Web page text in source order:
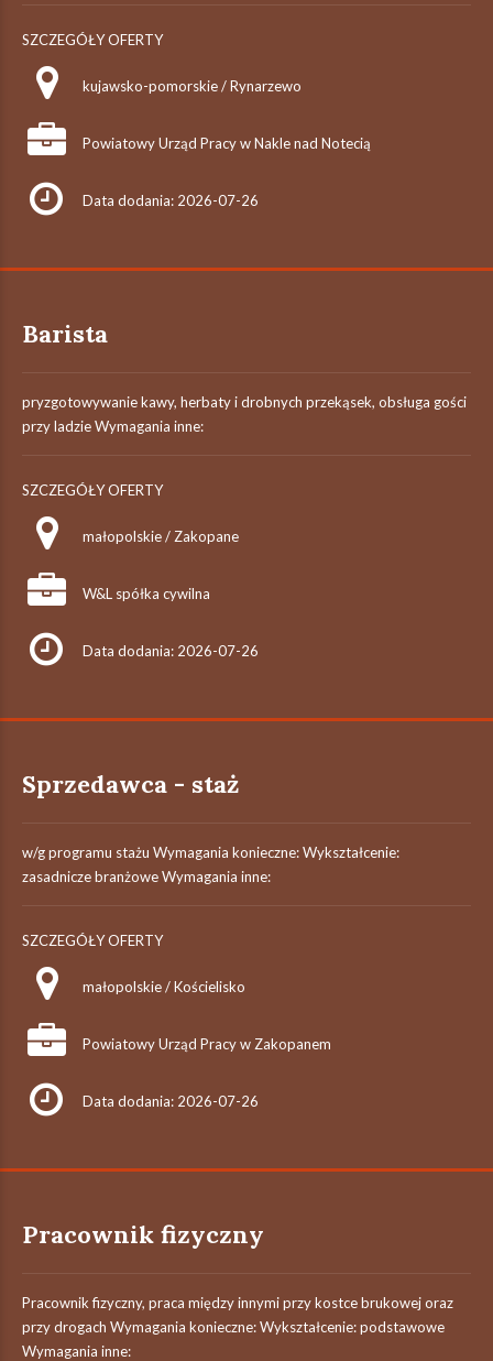
SZCZEGÓŁY OFERTY
kujawsko-pomorskie / Rynarzewo
Powiatowy Urząd Pracy w Nakle nad Notecią
Data dodania: 2026-07-26
Barista
pryzgotowywanie kawy, herbaty i drobnych przekąsek, obsługa gości
przy ladzie Wymagania inne:
SZCZEGÓŁY OFERTY
małopolskie / Zakopane
W&L spółka cywilna
Data dodania: 2026-07-26
Sprzedawca - staż
w/g programu stażu Wymagania konieczne: Wykształcenie:
zasadnicze branżowe Wymagania inne:
SZCZEGÓŁY OFERTY
małopolskie / Kościelisko
Powiatowy Urząd Pracy w Zakopanem
Data dodania: 2026-07-26
Pracownik fizyczny
Pracownik fizyczny, praca między innymi przy kostce brukowej oraz
przy drogach Wymagania konieczne: Wykształcenie: podstawowe
Wymagania inne: